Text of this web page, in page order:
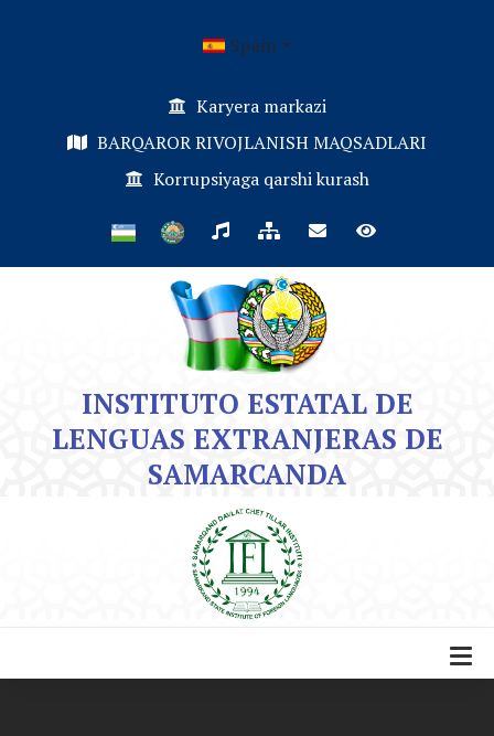
Spain
Karyera markazi
BARQAROR RIVOJLANISH MAQSADLARI
Korrupsiyaga qarshi kurash
INSTITUTO ESTATAL DE
LENGUAS EXTRANJERAS DE
SAMARCANDA